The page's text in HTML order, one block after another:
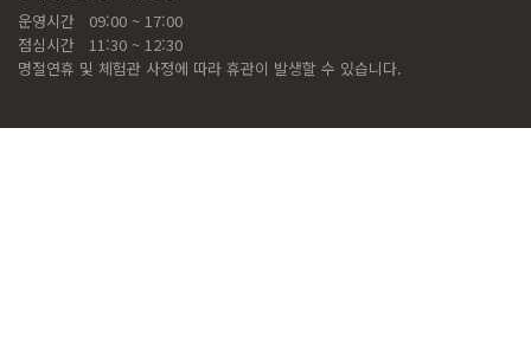
운영시간
09:00 ~ 17:00
점심시간
11:30 ~ 12:30
명절연휴 및 체험관 사정에 따라 휴관이 발생할 수 있습니다.